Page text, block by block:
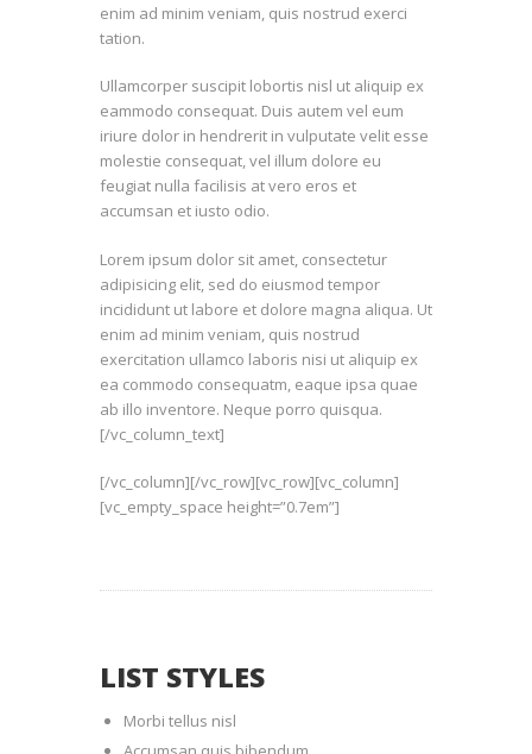
enim ad minim veniam, quis nostrud exerci
tation.
Ullamcorper suscipit lobortis nisl ut aliquip ex
eammodo consequat. Duis autem vel eum
iriure dolor in hendrerit in vulputate velit esse
molestie consequat, vel illum dolore eu
feugiat nulla facilisis at vero eros et
accumsan et iusto odio.
Lorem ipsum dolor sit amet, consectetur
adipisicing elit, sed do eiusmod tempor
incididunt ut labore et dolore magna aliqua. Ut
enim ad minim veniam, quis nostrud
exercitation ullamco laboris nisi ut aliquip ex
ea commodo consequatm, eaque ipsa quae
ab illo inventore. Neque porro quisqua.
[/vc_column_text]
[/vc_column][/vc_row][vc_row][vc_column]
[vc_empty_space height=”0.7em”]
LIST STYLES
Morbi tellus nisl